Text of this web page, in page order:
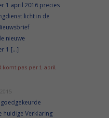
1 april 2016 precies
licht in de
nieuwe
1 […]
komt pas per 1 april
huidige Verklaring